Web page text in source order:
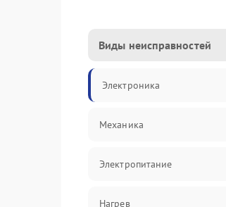
Виды неисправностей
Электроника
Механика
Электропитание
Нагрев